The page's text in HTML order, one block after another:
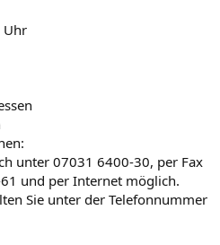
Uhr
unter 07031 6400-30, per Fax
und per Internet möglich.
Sie unter der Telefonnummer